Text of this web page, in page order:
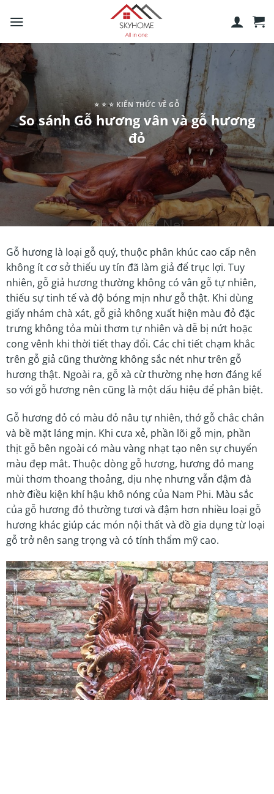
⭐️ ⭐️ ⭐️ KIẾN THỨC VỀ GỖ
So sánh Gỗ hương vân và gỗ hương
đỏ
Gỗ hương là loại gỗ quý, thuộc phân khúc cao cấp nên
không ít cơ sở thiếu uy tín đã làm giả để trục lợi. Tuy
nhiên, gỗ giả hương thường không có vân gỗ tự nhiên,
thiếu sự tinh tế và độ bóng mịn như gỗ thật. Khi dùng
giấy nhám chà xát, gỗ giả không xuất hiện màu đỏ đặc
trưng không tỏa mùi thơm tự nhiên và dễ bị nứt hoặc
cong vênh khi thời tiết thay đổi. Các chi tiết chạm khắc
trên gỗ giả cũng thường không sắc nét như trên gỗ
hương thật. Ngoài ra, gỗ xà cừ thường nhẹ hơn đáng kể
so với gỗ hương nên cũng là một dấu hiệu để phân biệt.
Gỗ hương đỏ có màu đỏ nâu tự nhiên, thớ gỗ chắc chắn
và bề mặt láng mịn. Khi cưa xẻ, phần lõi gỗ mịn, phần
thịt gỗ bên ngoài có màu vàng nhạt tạo nên sự chuyển
màu đẹp mắt. Thuộc dòng gỗ hương, hương đỏ mang
mùi thơm thoang thoảng, dịu nhẹ nhưng vẫn đậm đà
nhờ điều kiện khí hậu khô nóng của Nam Phi. Màu sắc
của gỗ hương đỏ thường tươi và đậm hơn nhiều loại gỗ
hương khác giúp các món nội thất và đồ gia dụng từ loại
gỗ trở nên sang trọng và có tính thẩm mỹ cao.